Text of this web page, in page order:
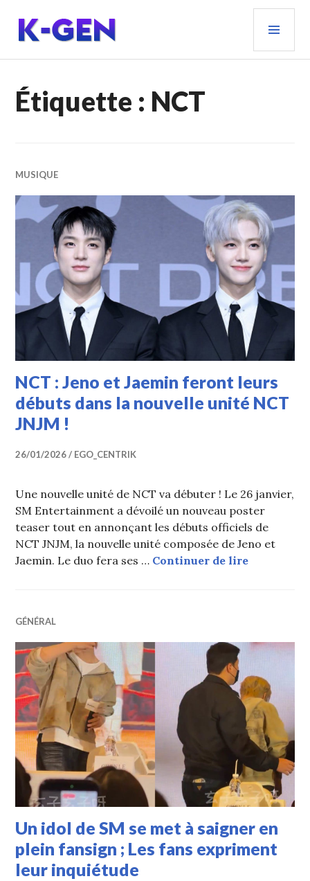
contenu
principal
K-GEN
Étiquette : NCT
MUSIQUE
NCT : Jeno et Jaemin feront leurs
débuts dans la nouvelle unité NCT
JNJM !
26/01/2026 EGO_CENTRIK
Une nouvelle unité de NCT va débuter ! Le 26 janvier,
SM Entertainment a dévoilé un nouveau poster
teaser tout en annonçant les débuts officiels de
NCT JNJM, la nouvelle unité composée de Jeno et
Jaemin. Le duo fera ses … Continuer de lireNCT :
GÉNÉRAL
Un idol de SM se met à saigner en
plein fansign ; Les fans expriment
leur inquiétude